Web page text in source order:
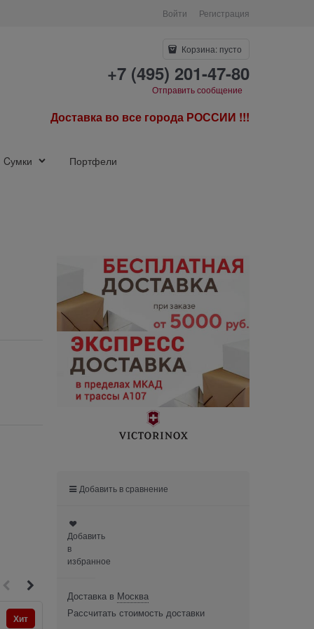
Войти Регистрация
Корзина: пусто
+7 (495) 201-47-80
Отправить сообщение
Доставка во все города РОССИИ !!!
Cумки Портфели
Хит
Добавить в сравнение
Добавить
в
избранное
Доставка в Москва
Рассчитать стоимость доставки